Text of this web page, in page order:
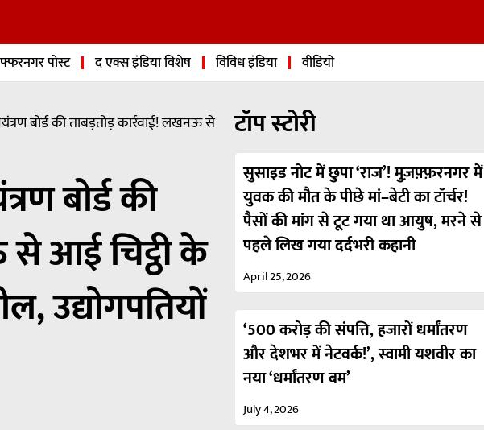
पोस्ट द एक्स इंडिया विशेष विविध इंडिया वीडियो
बोर्ड की ताबड़तोड़ कार्रवाई! लखनऊ से
बोर्ड की
से आई चिट्ठी के
उद्योगपतियों
टॉप स्टोरी
सुसाइड नोट में छुपा ‘राज’! मुज़फ़्फ़रनगर में
युवक की मौत के पीछे मां–बेटी का टॉर्चर!
पैसों की मांग से टूट गया था आयुष, मरने से
पहले लिख गया दर्दभरी कहानी
April 25, 2026
‘500 करोड़ की संपत्ति, हजारों धर्मांतरण
और देशभर में नेटवर्क!’, स्वामी यशवीर का
नया ‘धर्मांतरण बम’
July 4, 2026